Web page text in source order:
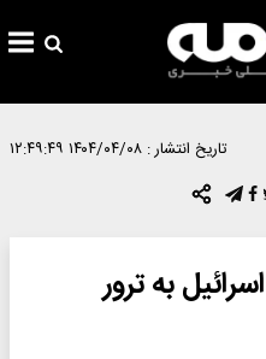
تاریخ انتشار : ۱۴۰۴/۰۴/۰۸ ۱۲:۴۹:۴۹
به ترور